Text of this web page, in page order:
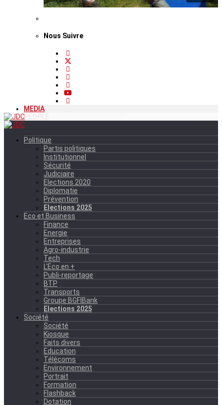
Nous Suivre
MEDIA
PEOPLE
Politique
Partis politiques
Institutionnel
Sécurité
Judiciaire
Elections 2020
Diplomatie
Prévention
Elections 2025
Eco et Business
Finance
Energie
Entreprises
Agro-industrie
Tech
L'Eco en +
Publi-reportage
BTP
Transports
Groupe BGFIBank
Elections 2025
Société
Société
Kiosque
Faits divers
Education
Télécoms
Environnement
Portrait
Formation
Flashback
Dotation